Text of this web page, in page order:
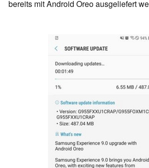
bereits mit Android Oreo ausgeliefert